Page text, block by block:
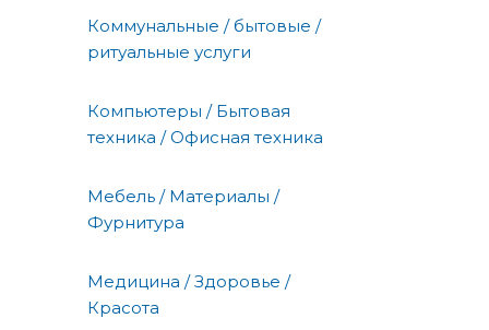
Коммунальные / бытовые /
ритуальные услуги
Компьютеры / Бытовая
техника / Офисная техника
Мебель / Материалы /
Фурнитура
Медицина / Здоровье /
Красота